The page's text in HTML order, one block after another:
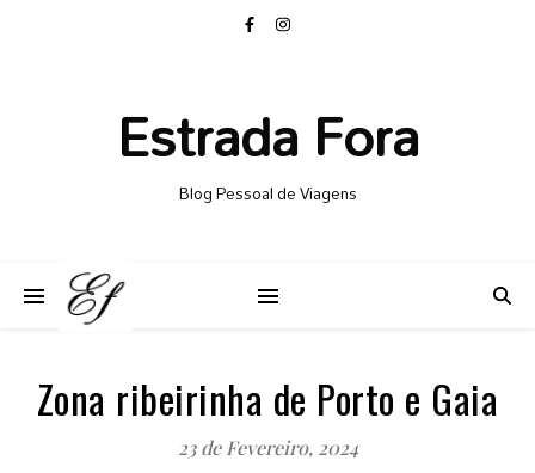
Estrada Fora
Blog Pessoal de Viagens
Zona ribeirinha de Porto e Gaia
23 de Fevereiro, 2024